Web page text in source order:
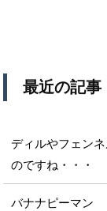
最近の記事
ディルやフェン
のですね・・・
バナナピーマン